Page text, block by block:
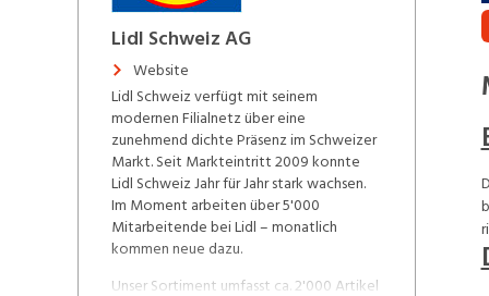
Lidl Schweiz AG
Website
Lidl Schweiz verfügt mit seinem
modernen Filialnetz über eine
zunehmend dichte Präsenz im Schweizer
Markt. Seit Markteintritt 2009 konnte
Lidl Schweiz Jahr für Jahr stark wachsen.
Im Moment arbeiten über 5'000
Mitarbeitende bei Lidl – monatlich
kommen neue dazu.
Unser Sortiment umfasst ca. 2'000 Artikel